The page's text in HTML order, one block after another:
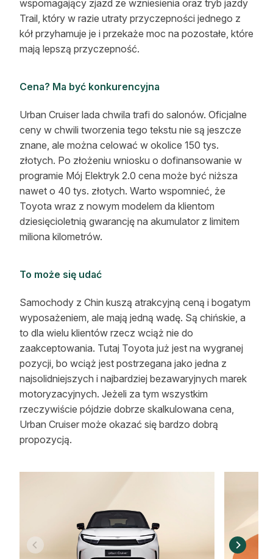
wspomagający zjazd ze wzniesienia oraz tryb jazdy
Trail, który w razie utraty przyczepności jednego z
kół przyhamuje je i przekaże moc na pozostałe, które
mają lepszą przyczepność.
Cena? Ma być konkurencyjna
Urban Cruiser lada chwila trafi do salonów. Oficjalne
ceny w chwili tworzenia tego tekstu nie są jeszcze
znane, ale można celować w okolice 150 tys.
złotych. Po złożeniu wniosku o dofinansowanie w
programie Mój Elektryk 2.0 cena może być niższa
nawet o 40 tys. złotych. Warto wspomnieć, że
Toyota wraz z nowym modelem da klientom
dziesięcioletnią gwarancję na akumulator z limitem
miliona kilometrów.
To może się udać
Samochody z Chin kuszą atrakcyjną ceną i bogatym
wyposażeniem, ale mają jedną wadę. Są chińskie, a
to dla wielu klientów rzecz wciąż nie do
zaakceptowania. Tutaj Toyota już jest na wygranej
pozycji, bo wciąż jest postrzegana jako jedna z
najsolidniejszych i najbardziej bezawaryjnych marek
motoryzacyjnych. Jeżeli za tym wszystkim
rzeczywiście pójdzie dobrze skalkulowana cena,
Urban Cruiser może okazać się bardzo dobrą
propozycją.